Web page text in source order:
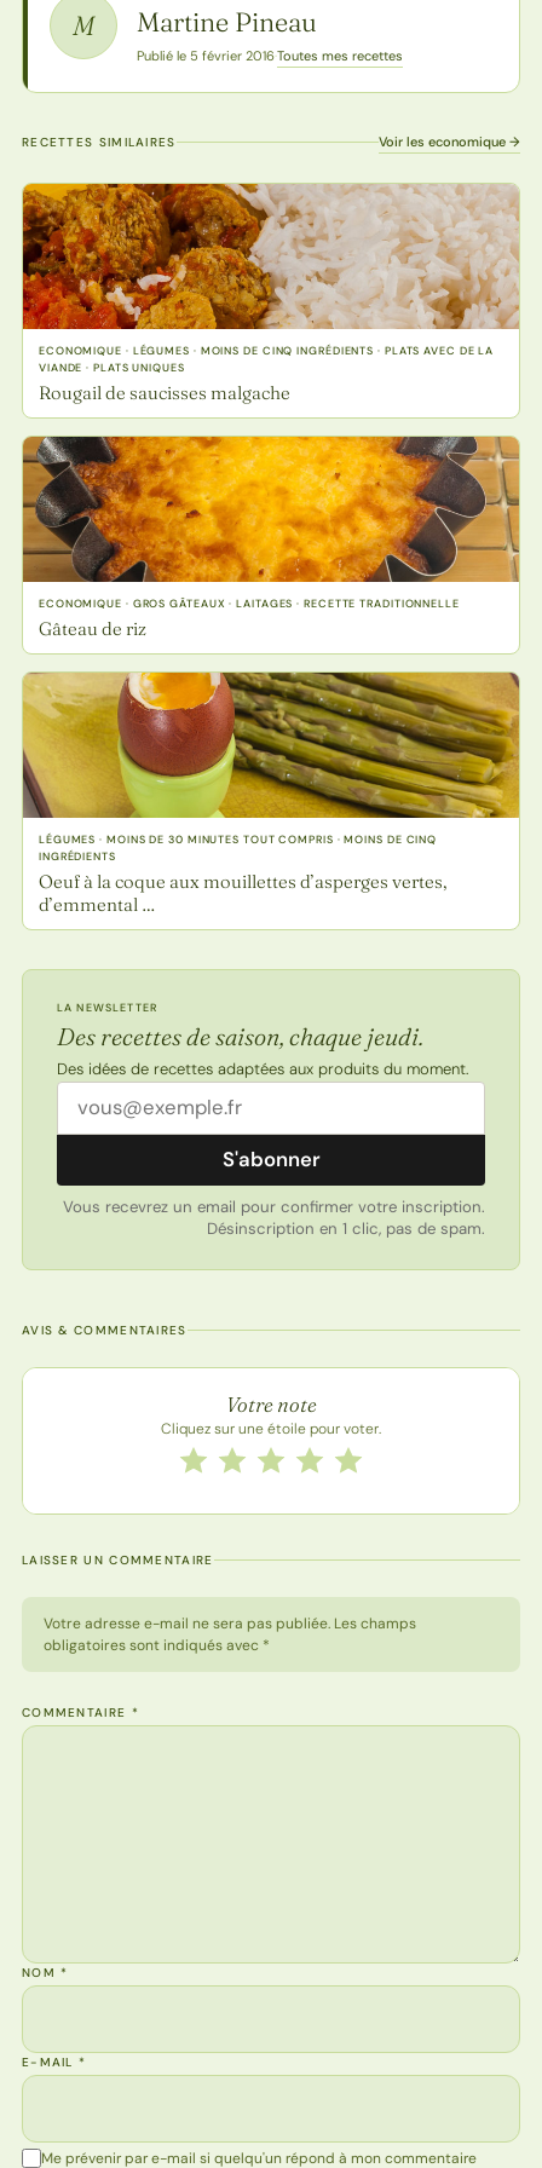
M Martine Pineau
Publié le 5 février 2016·Toutes mes recettes
RECETTES SIMILAIRES Voir les economique →
ECONOMIQUE · LÉGUMES · MOINS DE CINQ INGRÉDIENTS · PLATS AVEC DE LA
VIANDE · PLATS UNIQUES
Rougail de saucisses malgache
ECONOMIQUE · GROS GÂTEAUX · LAITAGES · RECETTE TRADITIONNELLE
Gâteau de riz
LÉGUMES · MOINS DE 30 MINUTES TOUT COMPRIS · MOINS DE CINQ
INGRÉDIENTS
Oeuf à la coque aux mouillettes d’asperges vertes,
d’emmental …
LA NEWSLETTER
Des recettes de saison, chaque jeudi.
Des idées de recettes adaptées aux produits du moment.
Adresse email
S'abonner
Vous recevrez un email pour confirmer votre inscription.
Désinscription en 1 clic, pas de spam.
AVIS & COMMENTAIRES
Note de la recette
Votre note
Cliquez sur une étoile pour voter.
Notez cette recette de 1 à 5 étoiles
5 étoiles
4 étoiles
3 étoiles
2 étoiles
1 étoile
LAISSER UN COMMENTAIRE
Votre adresse e-mail ne sera pas publiée. Les champs
obligatoires sont indiqués avec *
COMMENTAIRE *
NOM*
E-MAIL*
Me prévenir par e-mail si quelqu'un répond à mon commentaire